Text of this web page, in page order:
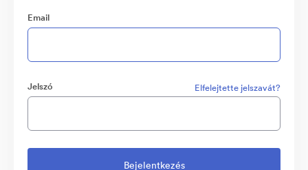
Email
Jelszó Elfelejtette jelszavát?